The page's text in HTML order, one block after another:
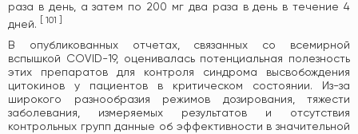
раза в день, а затем по 200 мг два раза в день в течение 4
дней.
101
В опубликованных отчетах, связанных со всемирной
вспышкой COVID-19, оценивалась потенциальная полезность
этих препаратов для контроля синдрома высвобождения
цитокинов у пациентов в критическом состоянии. Из-за
широкого разнообразия режимов дозирования, тяжести
заболевания, измеряемых результатов и отсутствия
контрольных групп данные об эффективности в значительной